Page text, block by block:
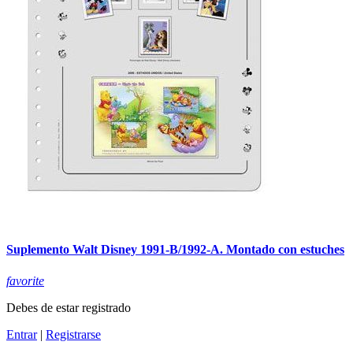
Suplemento Walt Disney 1991-B/1992-A. Montado con estuches
favorite
Debes de estar registrado
Entrar| Registrarse